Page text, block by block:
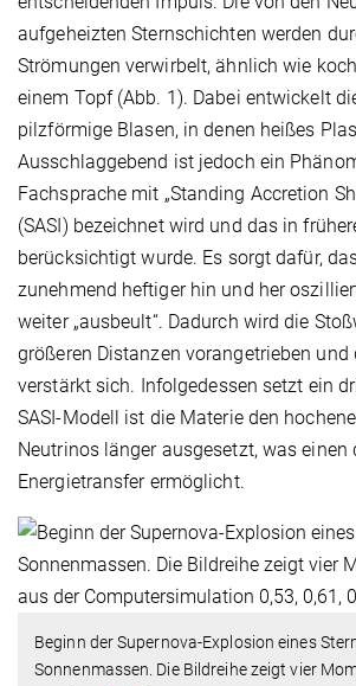
aufgeheizten Sternschichten werden
Strömungen verwirbelt, ähnlich wie
einem Topf (Abb. 1). Dabei entwickelt
pilzförmige Blasen, in denen heißes
Ausschlaggebend ist jedoch ein
Fachsprache mit „Standing Accretion
(SASI) bezeichnet wird und das in
berücksichtigt wurde. Es sorgt dafür,
zunehmend heftiger hin und her
weiter „ausbeult“. Dadurch wird die
größeren Distanzen vorangetrieben und
verstärkt sich. Infolgedessen setzt ein
SASI-Modell ist die Materie den
Neutrinos länger ausgesetzt, was einen
Energietransfer ermöglicht.
Beginn der Supernova-Explosion eines
Sonnenmassen. Die Bildreihe zeigt vier